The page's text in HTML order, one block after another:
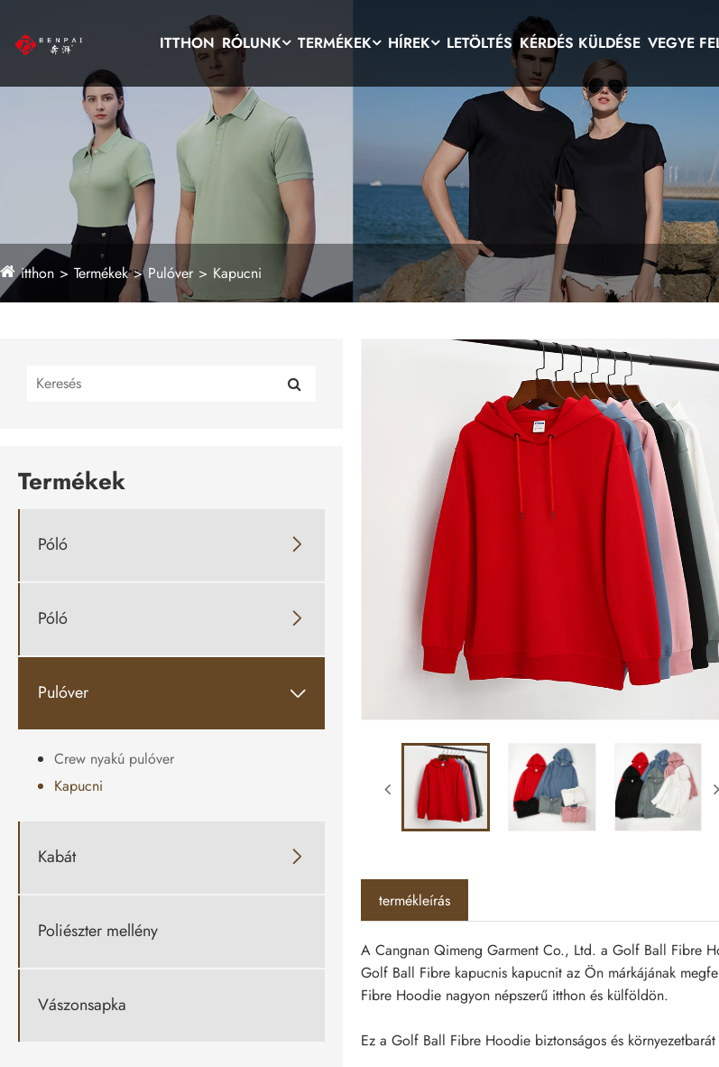
ITTHON RÓLUNK TERMÉKEK HÍREK LETÖLTÉS KÉRDÉS KÜLDÉSE VEGYE
itthon Termékek Pulóver Kapucni
Termékek
Póló 
Póló 
Pulóver 
Crew nyakú pulóver
Kapucni
Kabát 
Poliészter mellény
Vászonsapka
termékleírás
A Cangnan Qimeng Garment Co., Ltd. a Golf Ball Fibre
Golf Ball Fibre kapucnis kapucnit az Ön márkájának
Fibre Hoodie nagyon népszerű itthon és külföldön.
Ez a Golf Ball Fibre Hoodie biztonságos és